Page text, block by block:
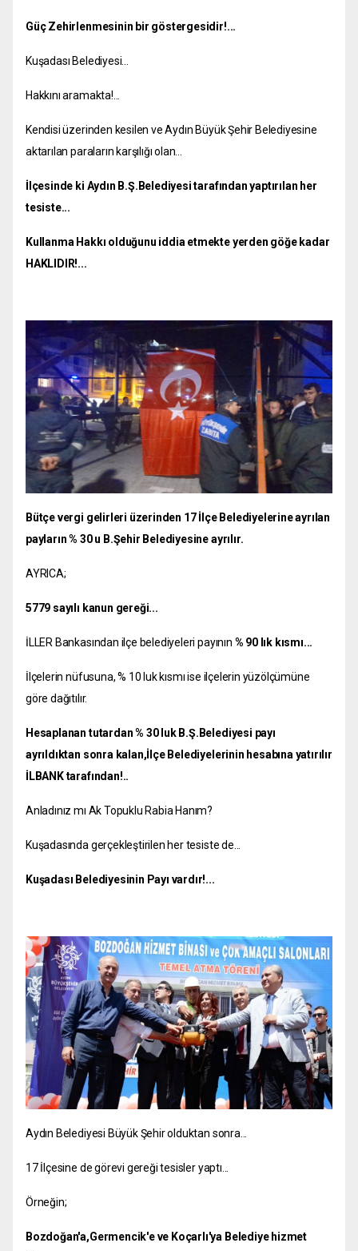
Güç Zehirlenmesinin bir göstergesidir!...
Kuşadası Belediyesi...
Hakkını aramakta!...
Kendisi üzerinden kesilen ve Aydın Büyük Şehir Belediyesine
aktarılan paraların karşılığı olan...
İlçesinde ki Aydın B.Ş.Belediyesi tarafından yaptırılan her
tesiste...
Kullanma Hakkı olduğunu iddia etmekte yerden göğe kadar
HAKLIDIR!...
Bütçe vergi gelirleri üzerinden 17 İlçe Belediyelerine ayrılan
payların % 30 u B.Şehir Belediyesine ayrılır.
AYRICA;
5779 sayılı kanun gereği...
İLLER Bankasından ilçe belediyeleri payının % 90 lık kısmı...
İlçelerin nüfusuna, % 10 luk kısmı ise ilçelerin yüzölçümüne
göre dağıtılır.
Hesaplanan tutardan % 30 luk B.Ş.Belediyesi payı
ayrıldıktan sonra kalan,İlçe Belediyelerinin hesabına yatırılır
İLBANK tarafından!..
Anladınız mı Ak Topuklu Rabia Hanım?
Kuşadasında gerçekleştirilen her tesiste de...
Kuşadası Belediyesinin Payı vardır!...
Aydın Belediyesi Büyük Şehir olduktan sonra...
17 İlçesine de görevi gereği tesisler yaptı...
Örneğin;
Bozdoğan'a,Germencik'e ve Koçarlı'ya Belediye hizmet